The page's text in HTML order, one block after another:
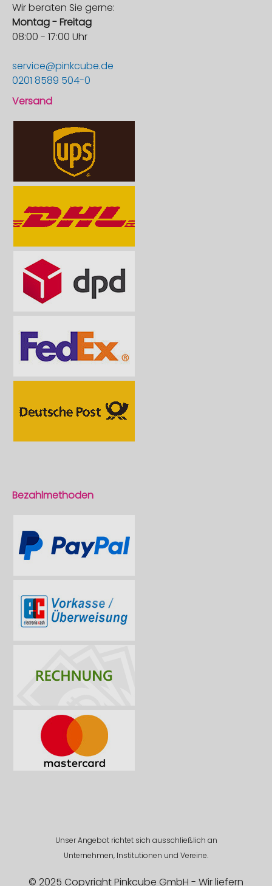
Wir beraten Sie gerne:
Montag - Freitag
08:00 - 17:00 Uhr
service@pinkcube.de
0201 8589 504-0
Versand
Bezahlmethoden
Unser Angebot richtet sich ausschließlich an
Unternehmen, Institutionen und Vereine.
© 2025 Copyright Pinkcube GmbH - Wir liefern